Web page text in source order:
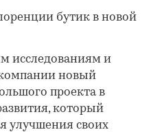
бутик в новой
исследованиям и
новый
проекта в
который
улучшения своих